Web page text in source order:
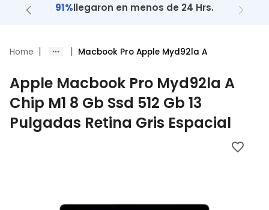
91%llegaron en menos de 24 Hrs.
Home | | Macbook Pro Apple Myd92la A
Apple Macbook Pro Myd92la A
Chip M1 8 Gb Ssd 512 Gb 13
Pulgadas Retina Gris Espacial